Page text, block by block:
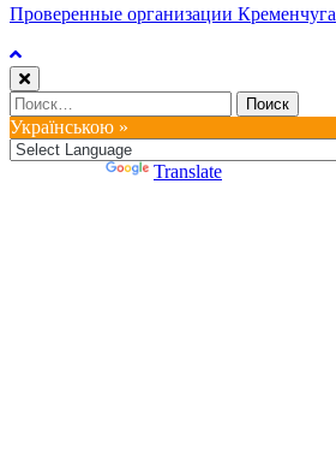
Проверенные организации Кременчуга
Найти:
Українською »
Translate